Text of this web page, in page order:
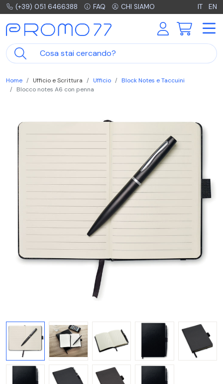
(+39) 051 6466388 FAQ CHI SIAMO IT EN
Home Ufficio e Scrittura Ufficio
Block Notes e Taccuini
Blocco notes A6 con penna